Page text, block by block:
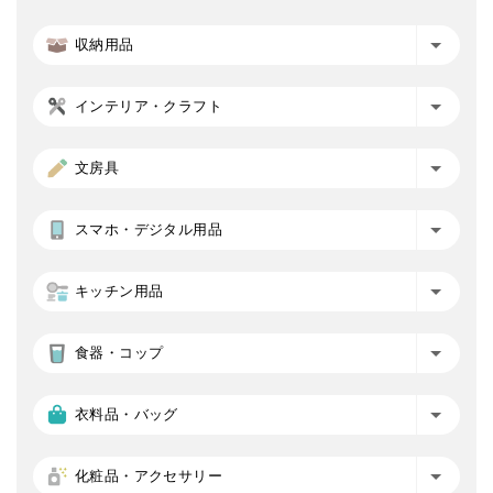
収納用品
インテリア・クラフト
文房具
スマホ・デジタル用品
キッチン用品
食器・コップ
衣料品・バッグ
化粧品・アクセサリー